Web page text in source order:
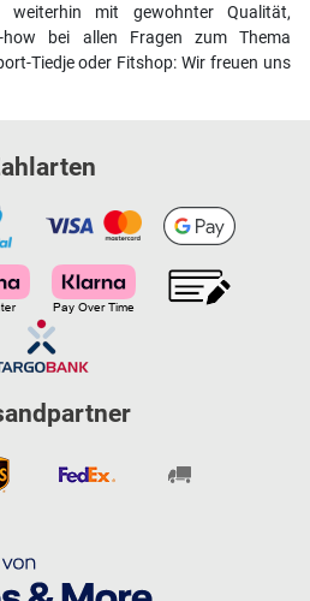
mit gewohnter Qualität,
how bei allen Fragen zum Thema
Tiedje oder Fitshop: Wir freuen uns